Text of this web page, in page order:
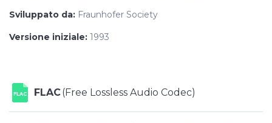
Sviluppato da: Fraunhofer Society
Versione iniziale: 1993
FLAC FLAC(Free Lossless Audio Codec)